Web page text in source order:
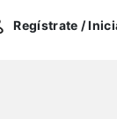
Regístrate /